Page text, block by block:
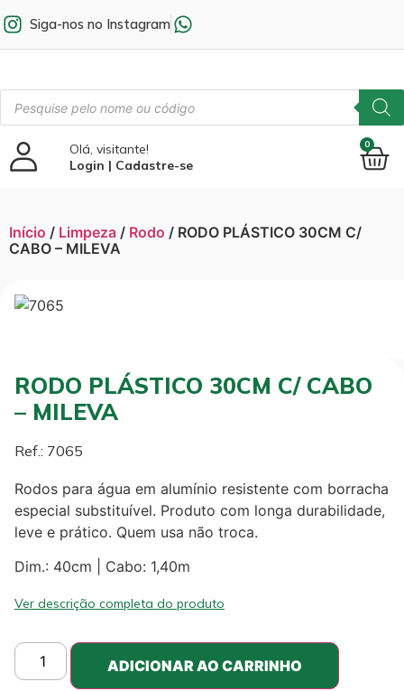
Siga-nos no Instagram
Olá, visitante!
Login | Cadastre-se
0
Início / Limpeza / Rodo / RODO PLÁSTICO 30CM C/
CABO – MILEVA
RODO PLÁSTICO 30CM C/ CABO
– MILEVA
Ref.: 7065
Rodos para água em alumínio resistente com borracha
especial substituível. Produto com longa durabilidade,
leve e prático. Quem usa não troca.
Dim.: 40cm | Cabo: 1,40m
Ver descrição completa do produto
ADICIONAR AO CARRINHO